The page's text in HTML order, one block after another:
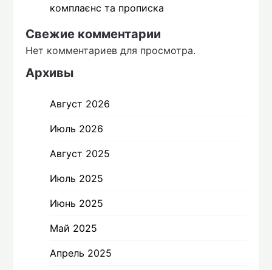
комплаєнс та прописка
Свежие комментарии
Нет комментариев для просмотра.
Архивы
Август 2026
Июль 2026
Август 2025
Июль 2025
Июнь 2025
Май 2025
Апрель 2025